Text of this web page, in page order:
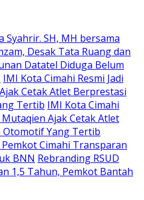
Syahrir. SH, MH bersama
Desak Tata Ruang dan
Datatel Diduga Belum
IMI Kota Cimahi Resmi Jadi
Cetak Atlet Berprestasi
Tertib IMI Kota Cimahi
Mutaqien Ajak Cetak Atlet
Yang Tertib
Cimahi Transparan
BNN Rebranding RSUD
1,5 Tahun, Pemkot Bantah